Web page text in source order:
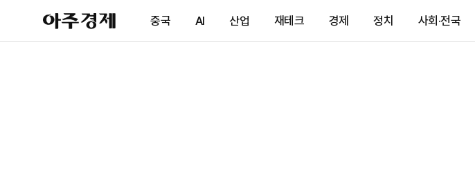
아
주
제
중국 AI 산업 재테크 경제 정치 사회·전국